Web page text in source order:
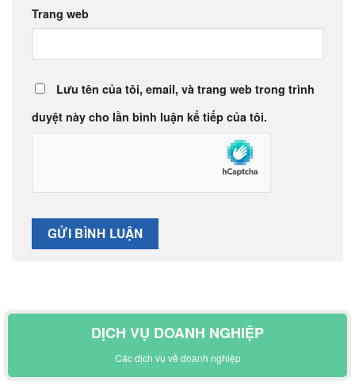
Trang web
Lưu tên của tôi, email, và trang web trong trình
duyệt này cho lần bình luận kế tiếp của tôi.
DỊCH VỤ DOANH NGHIỆP
Các dịch vụ về doanh nghiệp